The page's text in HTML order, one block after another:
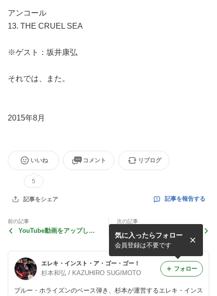
アンコール
13. THE CRUEL SEA
※ゲスト：坂井康弘
それでは、また。
2015年8月
いいね
5
コメント リブログ
記事をシェア 記事を報告する
前の記事
YouTube動画をアップしま
次の記事
20周年ライブのゲスト！
エレキ・インスト・ア・ゴー・ゴー！
杉本和弘 / KAZUHIRO SUGIMOTO
ブルー・ホライズンのベース弾き、杉本が運営するエレキ・インス
気に入ったらフォロー
会員登録は不要です
フォロー